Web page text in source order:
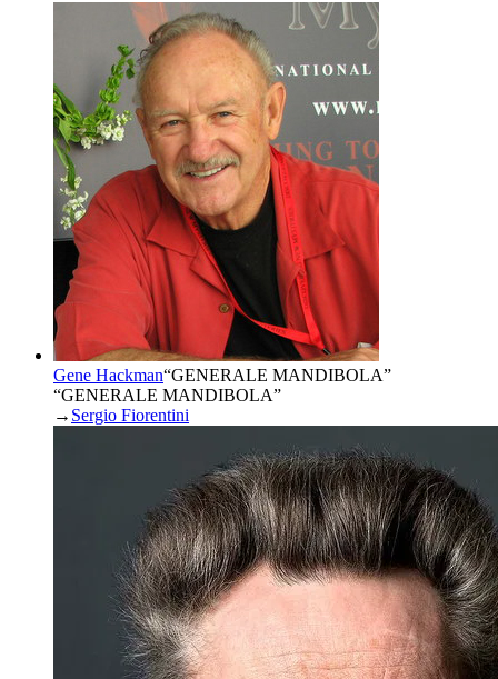
Gene Hackman“GENERALE MANDIBOLA”
“GENERALE MANDIBOLA”
→ Sergio Fiorentini